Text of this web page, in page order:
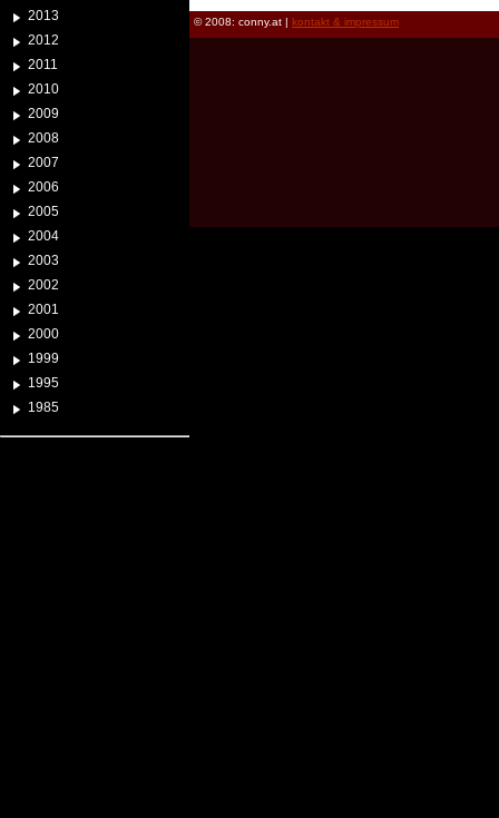
2013
2012
2011
2010
2009
2008
2007
2006
2005
2004
2003
2002
2001
2000
1999
1995
1985
© 2008: conny.at | kontakt & impressum